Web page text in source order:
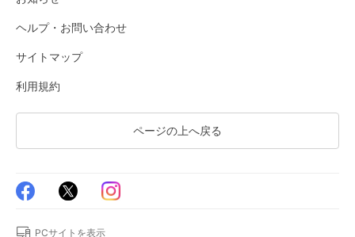
ヘルプ・お問い合わせ
サイトマップ
利用規約
ページの上へ戻る
PCサイトを表示